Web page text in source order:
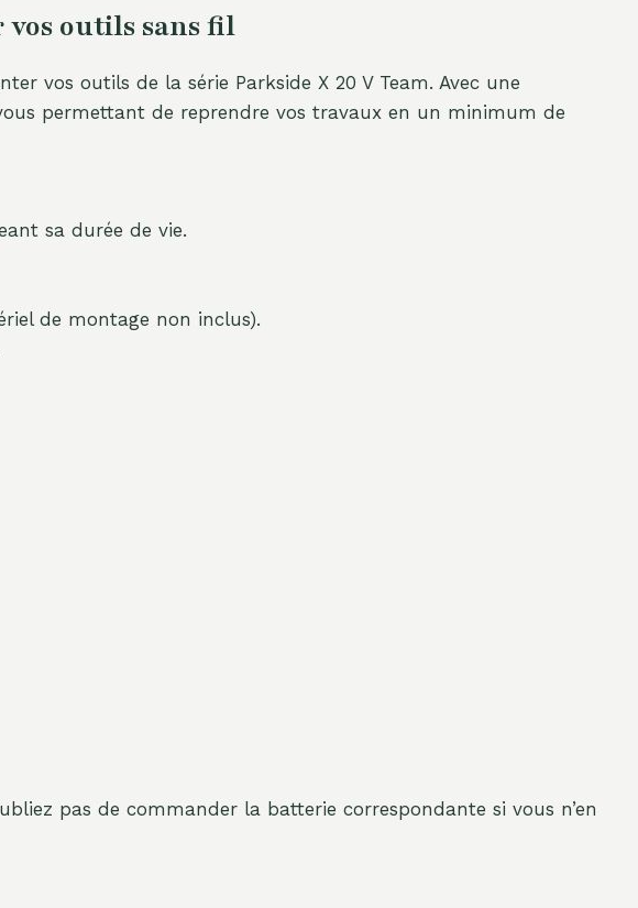
vos outils sans fil
vos outils de la série Parkside X 20 V Team. Avec une
permettant de reprendre vos travaux en un minimum de
sa durée de vie.
de montage non inclus).
pas de commander la batterie correspondante si vous n’en